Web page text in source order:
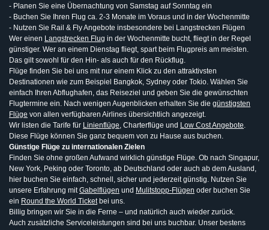
- Planen Sie eine Übernachtung von Samstag auf Sonntag ein
- Buchen Sie Ihren Flug ca. 2-3 Monate im Voraus und in der Wochenmitte
- Nutzen Sie Rail & Fly Angebote insbesondere bei Langstrecken Flügen
Wer einen Langstrecken Flug in der Wochenmitte bucht, fliegt in der Regel
günstiger. Wer an einem Dienstag fliegt, spart beim Flugpreis am meisten.
Das gilt sowohl für den Hin- als auch für den Rückflug.
Flüge finden Sie bei uns mit nur einem Klick zu den attraktivsten
Destinationen wie zum Beispiel Bangkok, Sydney oder Tokio. Wählen Sie
einfach Ihren Abflughafen, das Reiseziel und geben Sie die gewünschten
Flugtermine ein. Nach wenigen Augenblicken erhalten Sie die günstigsten
Flüge von allen verfügbaren Airlines übersichtlich angezeigt.
Wir listen die Tarife für Linienflüge, Charterflüge und Low Cost Angebote.
Diese Flüge können Sie ganz bequem von zu Hause aus buchen.
Günstige Flüge zu internationalen Zielen
Finden Sie ohne großen Aufwand wirklich günstige Flüge. Ob nach Singapur,
New York, Peking oder Toronto, ab Deutschland oder auch ab dem Ausland,
hier buchen Sie einfach, schnell, sicher und jederzeit günstig. Nutzen Sie
unsere Erfahrung mitGabelflügen und Mulitstopp-Flügen oder buchen Sie
ein Round the World Ticketbei uns.
Billig bringen wir Sie in die Ferne – und natürlich auch wieder zurück.
Auch zusätzliche Serviceleistungen sind bei uns buchbar. Unser bestens